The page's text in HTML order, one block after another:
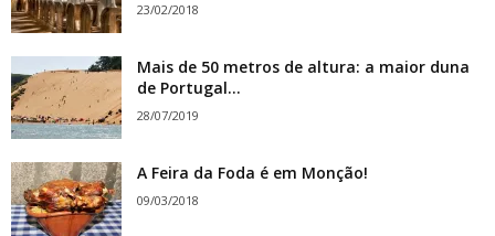
23/02/2018
Mais de 50 metros de altura: a maior duna
de Portugal...
28/07/2019
A Feira da Foda é em Monção!
09/03/2018